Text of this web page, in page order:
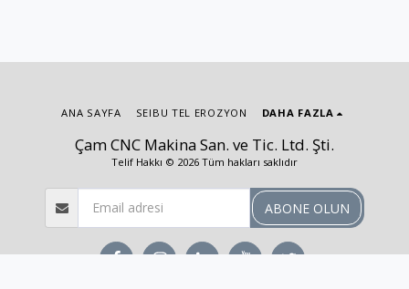
Çam CNC Makina San. ve Tic. Ltd. Şti.
Telif Hakkı © 2026 Tüm hakları saklıdır
ANA SAYFA SEIBU TEL EROZYON DAHA FAZLA
ABONE OLUN